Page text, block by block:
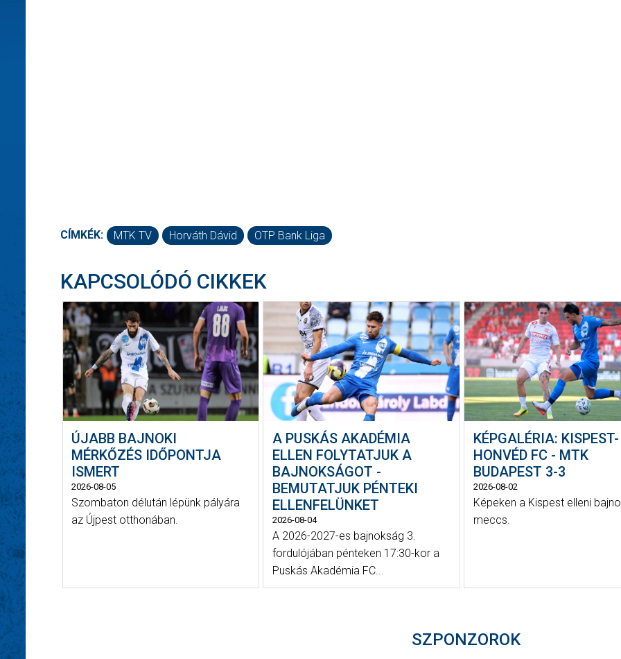
CÍMKÉK: MTK TV Horváth Dávid OTP Bank Liga
KAPCSOLÓDÓ CIKKEK
ÚJABB BAJNOKI
MÉRKŐZÉS IDŐPONTJA
ISMERT
2026-08-05
Szombaton délután lépünk pályára
az Újpest otthonában.
A PUSKÁS AKADÉMIA
ELLEN FOLYTATJUK A
BAJNOKSÁGOT -
BEMUTATJUK PÉNTEKI
ELLENFELÜNKET
2026-08-04
A 2026-2027-es bajnokság 3.
fordulójában pénteken 17:30-kor a
Puskás Akadémia FC...
KÉPGALÉRIA: KISPEST-
HONVÉD FC - MTK
BUDAPEST 3-3
2026-08-02
Képeken a Kispest elleni
meccs.
SZPONZOROK